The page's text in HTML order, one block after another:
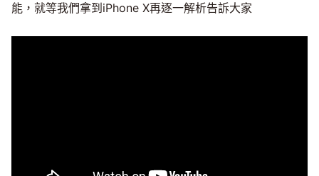
能，就等我們拿到iPhone X再逐一解析告訴大家